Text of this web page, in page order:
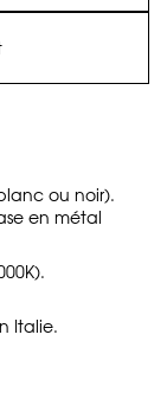
ou noir).
en métal
Italie.